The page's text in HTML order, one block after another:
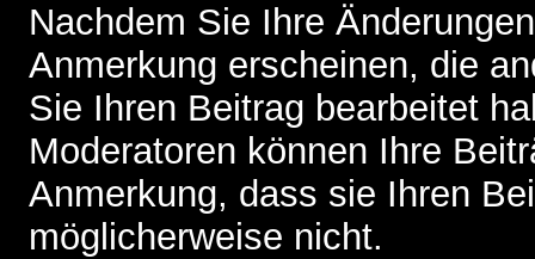
Nachdem Sie Ihre
Anmerkung erscheinen, die
Sie Ihren Beitrag bearbeitet
Moderatoren können Ihre
Anmerkung, dass sie Ihren
möglicherweise nicht.